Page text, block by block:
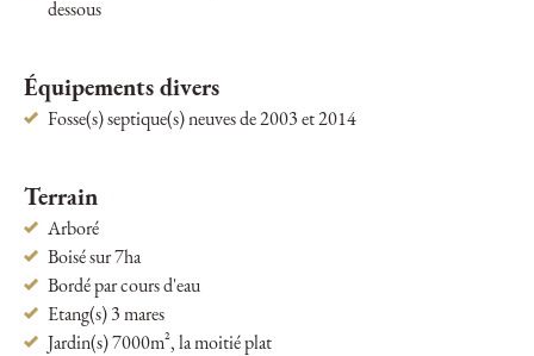
dessous
Équipements divers
Fosse(s) septique(s) neuves de 2003 et 2014
Terrain
Arboré
Boisé sur 7ha
Bordé par cours d'eau
Etang(s) 3 mares
Jardin(s) 7000m², la moitié plat